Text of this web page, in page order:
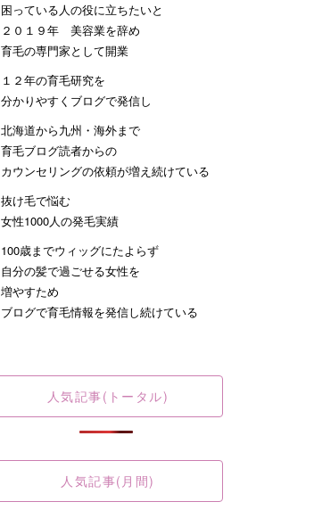
困っている人の役に立ちたいと
２０１９年 美容業を辞め
育毛の専門家として開業
１２年の育毛研究を
分かりやすくブログで発信し
北海道から九州・海外まで
育毛ブログ読者からの
カウンセリングの依頼が増え続けている
抜け毛で悩む
女性1000人の発毛実績
100歳までウィッグにたよらず
自分の髪で過ごせる女性を
増やすため
ブログで育毛情報を発信し続けている
人気記事(トータル)
人気記事(月間)